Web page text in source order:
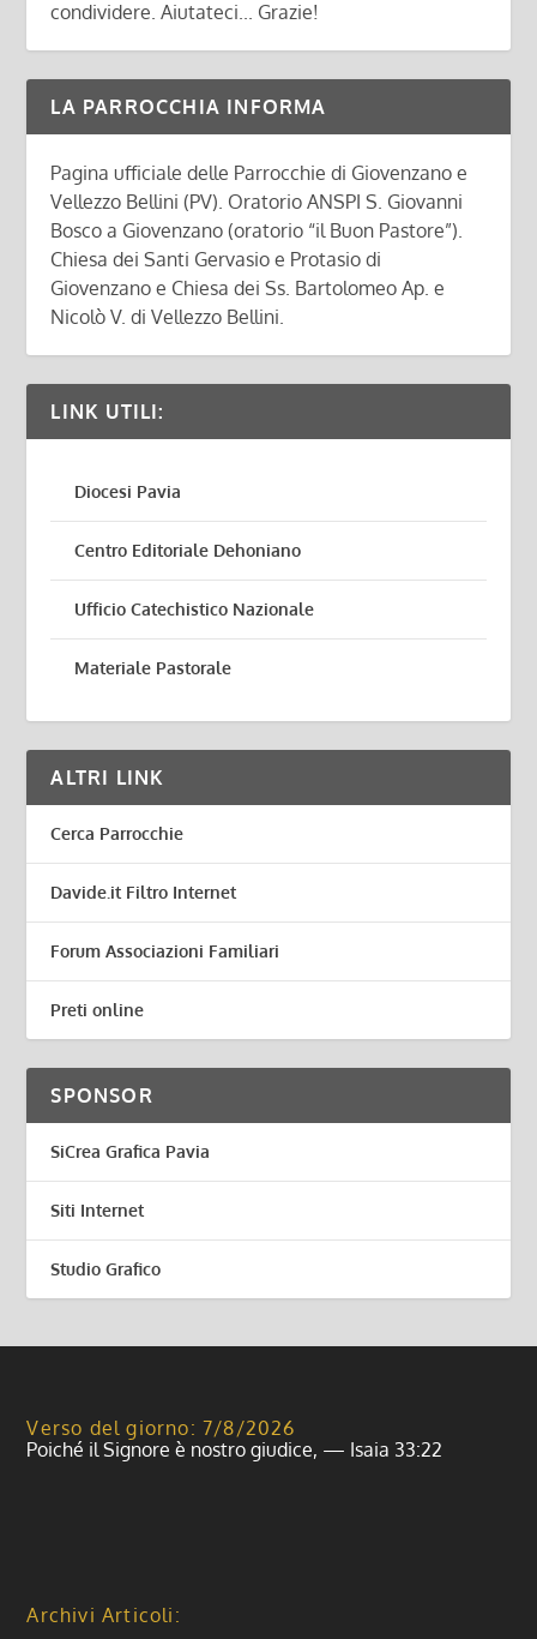
condividere. Aiutateci... Grazie!
LA PARROCCHIA INFORMA
Pagina ufficiale delle Parrocchie di Giovenzano e
Vellezzo Bellini (PV). Oratorio ANSPI S. Giovanni
Bosco a Giovenzano (oratorio “il Buon Pastore”).
Chiesa dei Santi Gervasio e Protasio di
Giovenzano e Chiesa dei Ss. Bartolomeo Ap. e
Nicolò V. di Vellezzo Bellini.
LINK UTILI:
Diocesi Pavia
Centro Editoriale Dehoniano
Ufficio Catechistico Nazionale
Materiale Pastorale
ALTRI LINK
Cerca Parrocchie
Davide.it Filtro Internet
Forum Associazioni Familiari
Preti online
SPONSOR
SiCrea Grafica Pavia
Siti Internet
Studio Grafico
Verso del giorno: 7/8/2026
Poiché il Signore è nostro giudice, — Isaia 33:22
Archivi Articoli: